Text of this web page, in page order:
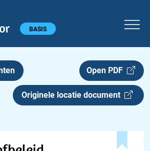
BASIS
Open PDF
Originele locatie document